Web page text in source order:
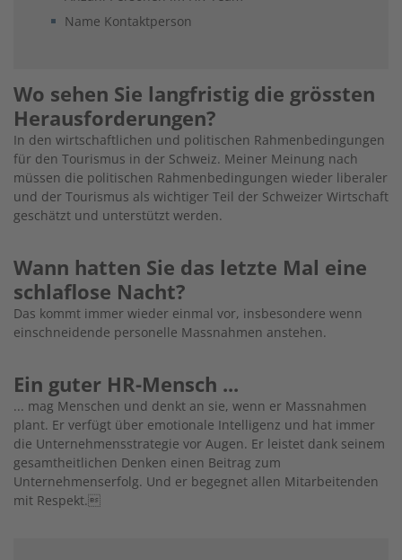
Name Kontaktperson
Wo sehen Sie langfristig die grössten
Herausforderungen?
In den wirtschaftlichen und politischen Rahmenbedingungen
für den Tourismus in der Schweiz. Meiner Meinung nach
müssen die politischen Rahmenbedingungen wieder liberaler
und der Tourismus als wichtiger Teil der Schweizer Wirtschaft
geschätzt und unterstützt werden.
Wann hatten Sie das letzte Mal eine
schlaflose Nacht?
Das kommt immer wieder einmal vor, insbesondere wenn
einschneidende personelle Massnahmen anstehen.
Ein guter HR-Mensch ...
... mag Menschen und denkt an sie, wenn er Massnahmen
plant. Er verfügt über emotionale Intelligenz und hat immer
die Unternehmensstrategie vor Augen. Er leis­tet dank seinem
gesamtheitlichen Denken einen Beitrag zum
Unternehmenserfolg. Und er begegnet allen Mitarbeitenden
mit Respekt.